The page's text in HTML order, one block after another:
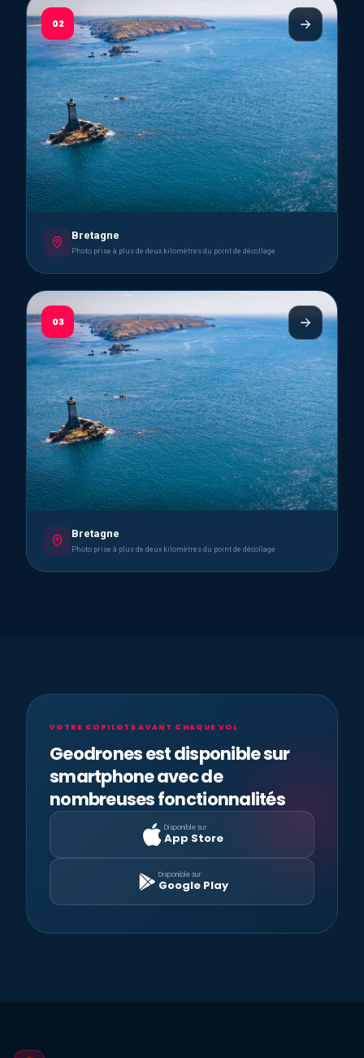
02
Bretagne
Photo prise à plus de deux kilomètres du point de décollage
03
Bretagne
Photo prise à plus de deux kilomètres du point de décollage
VOTRE COPILOTE AVANT CHAQUE VOL
Geodrones est disponible sur
smartphone avec de
nombreuses fonctionnalités
Disponible sur
App Store
Disponible sur
Google Play